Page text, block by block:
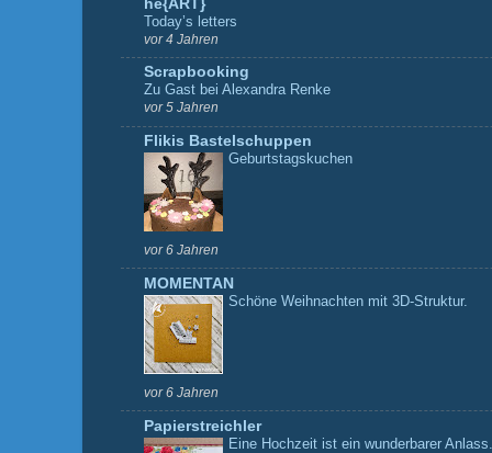
he{ART}
Today’s letters
vor 4 Jahren
Scrapbooking
Zu Gast bei Alexandra Renke
vor 5 Jahren
Flikis Bastelschuppen
Geburtstagskuchen
vor 6 Jahren
MOMENTAN
Schöne Weihnachten mit 3D-Struktur.
vor 6 Jahren
Papierstreichler
Eine Hochzeit ist ein wunderbarer